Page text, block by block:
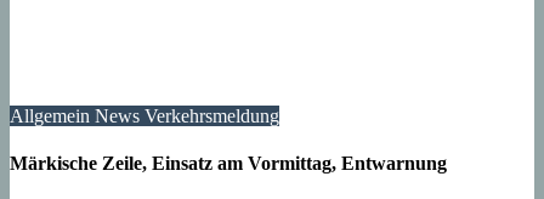
Allgemein News Verkehrsmeldung
Märkische Zeile, Einsatz am Vormittag, Entwarnung